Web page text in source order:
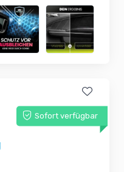
Sofort verfügbar